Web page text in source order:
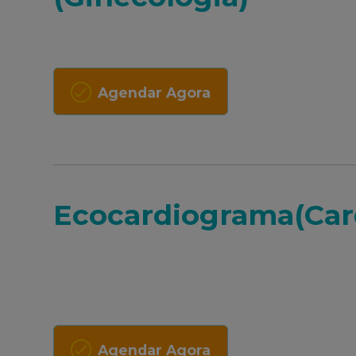
Agendar Agora
Agendar Agora